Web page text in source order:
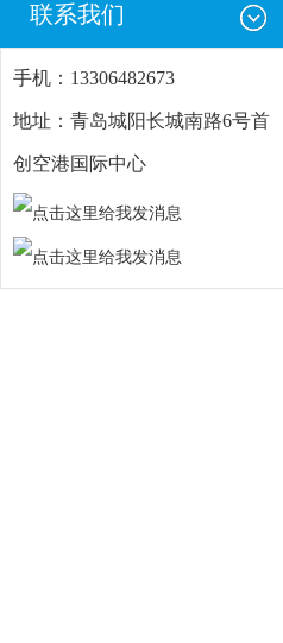
联系我们
手机：13306482673
地址：青岛城阳长城南路6号首
创空港国际中心